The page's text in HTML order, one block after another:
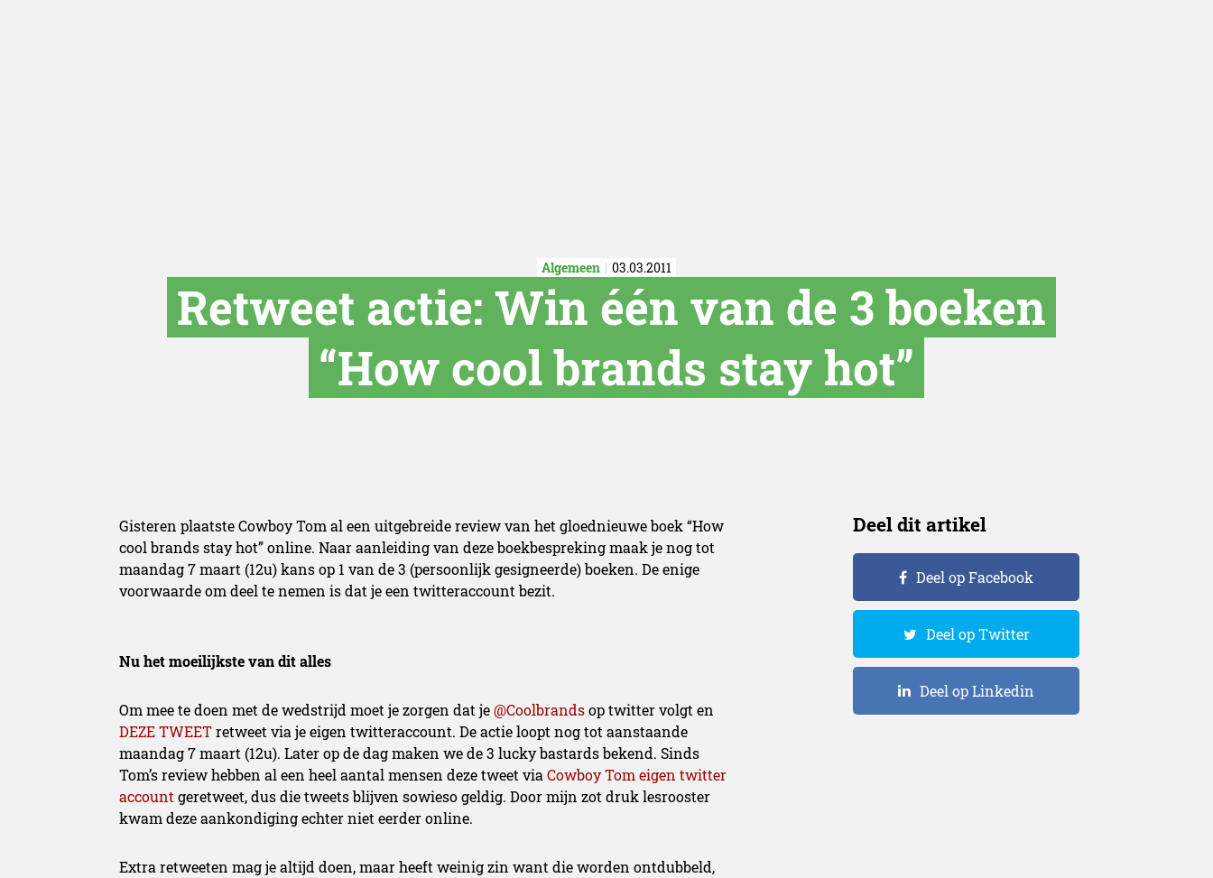
Algemeen 03.03.2011
Retweet actie: Win één van de 3 boeken
“How cool brands stay hot”
Gisteren plaatste Cowboy Tom al een uitgebreide review van het gloednieuwe boek “How
cool brands stay hot” online. Naar aanleiding van deze boekbespreking maak je nog tot
maandag 7 maart (12u) kans op 1 van de 3 (persoonlijk gesigneerde) boeken. De enige
voorwaarde om deel te nemen is dat je een twitteraccount bezit.
Nu het moeilijkste van dit alles
Om mee te doen met de wedstrijd moet je zorgen dat je@Coolbrandsop twitter volgt en
DEZE TWEETretweet via je eigen twitteraccount. De actie loopt nog tot aanstaande
maandag 7 maart (12u). Later op de dag maken we de 3 lucky bastards bekend. Sinds
Tom’s review hebben al een heel aantal mensen deze tweet via Cowboy Tom eigen twitter
account geretweet, dus die tweets blijven sowieso geldig. Door mijn zot druk lesrooster
kwam deze aankondiging echter niet eerder online.
Extra retweeten mag je altijd doen, maar heeft weinig zin want die worden ontdubbeld,
Deel dit artikel
Deel op Facebook
Deel op Twitter
Deel op Linkedin